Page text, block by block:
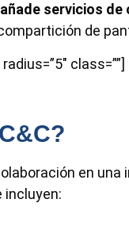
servicios
de
class=””]
en
incluyen: